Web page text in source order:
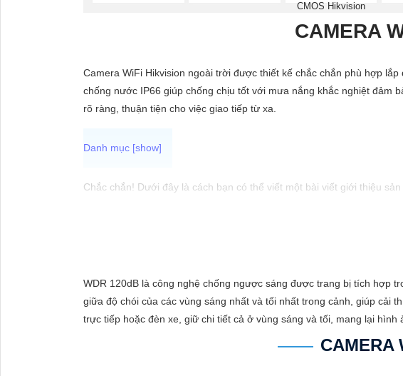
CMOS Hikvision
CAMERA
Camera WiFi Hikvision ngoài trời được thiết kế chắc chắn phù hợp
chống nước IP66 giúp chống chịu tốt với mưa nắng khắc nghiệt đảm
rõ ràng, thuận tiện cho việc giao tiếp từ xa.
Chắc chắn! Dưới đây là cách bạn có thể viết một bài viết giới thiệu
Bạn đang tìm kiếm giải pháp an ninh hiệu quả và chi phí phải chăng
- Dễ sử dụng: Camera Hikvision được thiết kế đơn giản và dễ sử
WDR 120dB là công nghệ chống ngược sáng được trang bị tích hợp
giữa độ chói của các vùng sáng nhất và tối nhất trong cảnh, giúp cải
trực tiếp hoặc đèn xe, giữ chi tiết cả ở vùng sáng và tối, mang lại hình
CAMERA